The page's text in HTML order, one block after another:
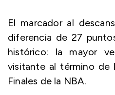
El marcador al
diferencia de 27
histórico: la mayor
visitante al término de
Finales de la NBA.